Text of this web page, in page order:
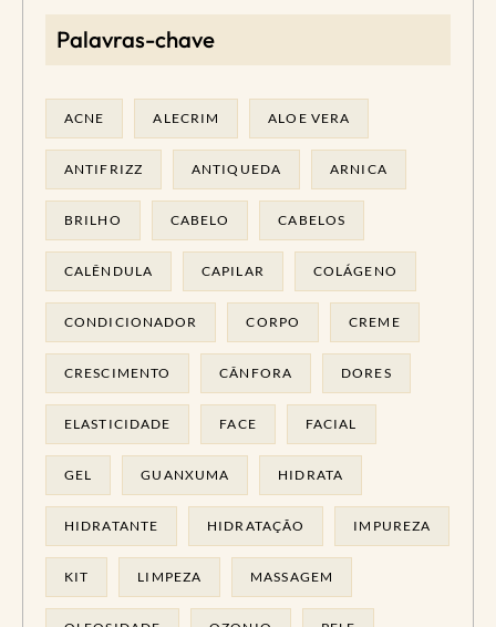
Palavras-chave
ACNE ALECRIM ALOE VERA
ANTIFRIZZ ANTIQUEDA ARNICA
BRILHO CABELO CABELOS
CALÊNDULA CAPILAR COLÁGENO
CONDICIONADOR CORPO CREME
CRESCIMENTO CÂNFORA DORES
ELASTICIDADE FACE FACIAL
GEL GUANXUMA HIDRATA
HIDRATANTE HIDRATAÇÃO IMPUREZA
KIT LIMPEZA MASSAGEM